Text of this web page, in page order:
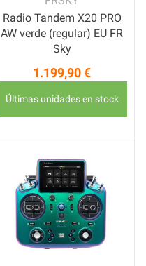
Radio Tandem X20 PRO
AW verde (regular) EU FR
Sky
Precio
1.199,90 €
Últimas unidades en stock